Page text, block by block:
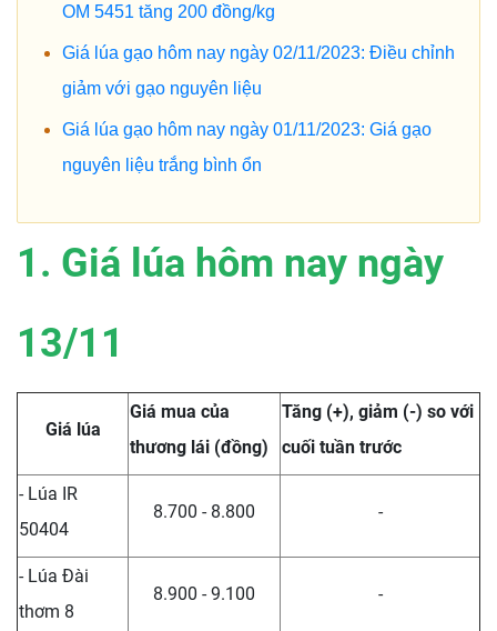
OM 5451 tăng 200 đồng/kg
Giá lúa gạo hôm nay ngày 02/11/2023: Điều chỉnh
giảm với gạo nguyên liệu
Giá lúa gạo hôm nay ngày 01/11/2023: Giá gạo
nguyên liệu trắng bình ổn
1. Giá lúa hôm nay ngày
13/11
Giá lúa
Giá mua của
thương lái (đồng)
Tăng (+), giảm (-) so với
cuối tuần trước
- Lúa IR
50404
8.700 - 8.800 -
- Lúa Đài
thơm 8
8.900 - 9.100 -